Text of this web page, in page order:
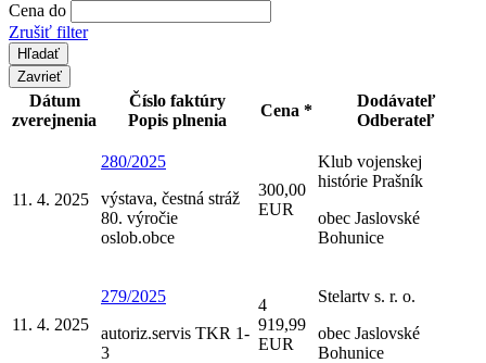
Cena do
Zrušiť filter
Zavrieť
Dátum
zverejnenia
Číslo faktúry
Popis plnenia
Cena *
Dodávateľ
Odberateľ
11. 4. 2025
280/2025
výstava, čestná stráž
80. výročie
oslob.obce
300,00
EUR
Klub vojenskej
histórie Prašník
obec Jaslovské
Bohunice
11. 4. 2025
279/2025
autoriz.servis TKR 1-
3
4
919,99
EUR
Stelartv s. r. o.
obec Jaslovské
Bohunice